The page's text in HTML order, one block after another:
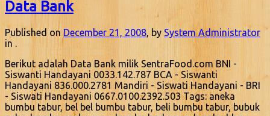
Data Bank
Published onDecember 21, 2008, by System Administrator
in .
Berikut adalah Data Bank milik SentraFood.com BNI -
Siswanti Handayani 0033.142.787 BCA - Siswanti
Handayani 836.000.2781 Mandiri - Siswati Handayani - BRI
- Siswati Handayani 0667.0100.2392.503 Tags: aneka
bumbu tabur, bel bel bumbu tabur, beli bumbu tabur, bubuk